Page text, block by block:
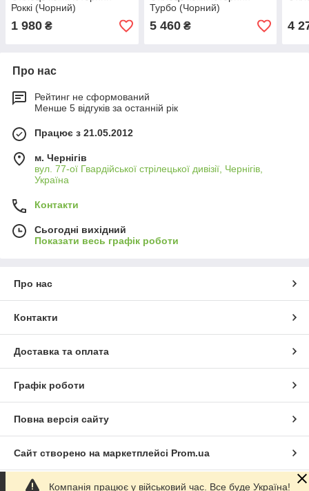
Роккі (Чорний)
1 980 ₴
Турбо (Чорний)
5 460₴ 4
Про нас
Рейтинг не сформований
Менше 5 відгуків за останній рік
Працює з 21.05.2012
м. Чернігів
вул. 77-ої Гвардійської стрілецької дивізії, Чернігів,
Україна
Контакти
Сьогодні вихідний
Показати весь графік роботи
Про нас
Контакти
Доставка та оплата
Графік роботи
Повна версія сайту
Сайт створено на маркетплейсі Prom.ua
Політика конфіденційності
Компанія працює у військовий час. Все буде Україна!